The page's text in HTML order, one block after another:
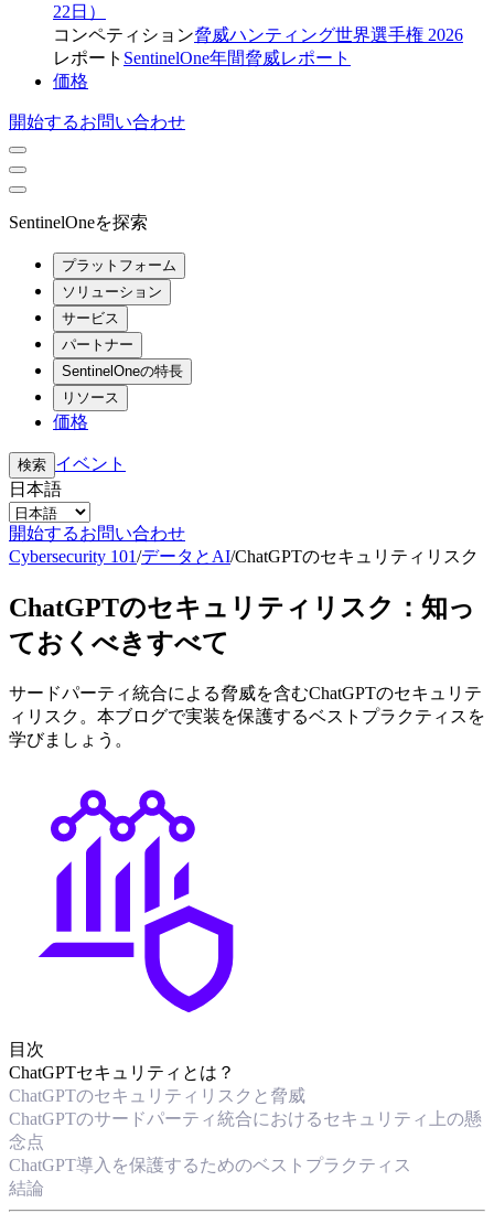
22日）
コンペティション脅威ハンティング世界選手権 2026
レポート SentinelOne年間脅威レポート
価格
開始するお問い合わせ
SentinelOneを探索
プラットフォーム
ソリューション
サービス
パートナー
SentinelOneの特長
リソース
価格
検索 イベント
日本語
開始するお問い合わせ
Cybersecurity 101/データとAI/ChatGPTのセキュリティリスク
ChatGPTのセキュリティリスク：知っ
ておくべきすべて
サードパーティ統合による脅威を含むChatGPTのセキュリテ
ィリスク。本ブログで実装を保護するベストプラクティスを
学びましょう。
目次
ChatGPTセキュリティとは？
ChatGPTのセキュリティリスクと脅威
ChatGPTのサードパーティ統合におけるセキュリティ上の懸
念点
ChatGPT導入を保護するためのベストプラクティス
結論